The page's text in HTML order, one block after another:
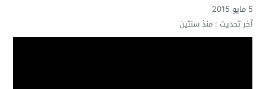
5 مايو 2015
آخر تحديث :منذ سنتين